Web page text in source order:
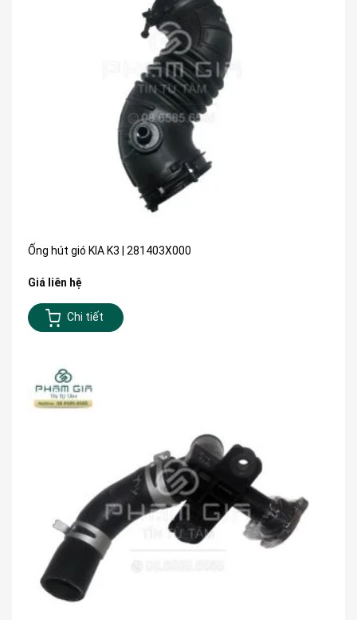
Ống hút gió KIA K3 | 281403X000
Giá liên hệ
Chi tiết